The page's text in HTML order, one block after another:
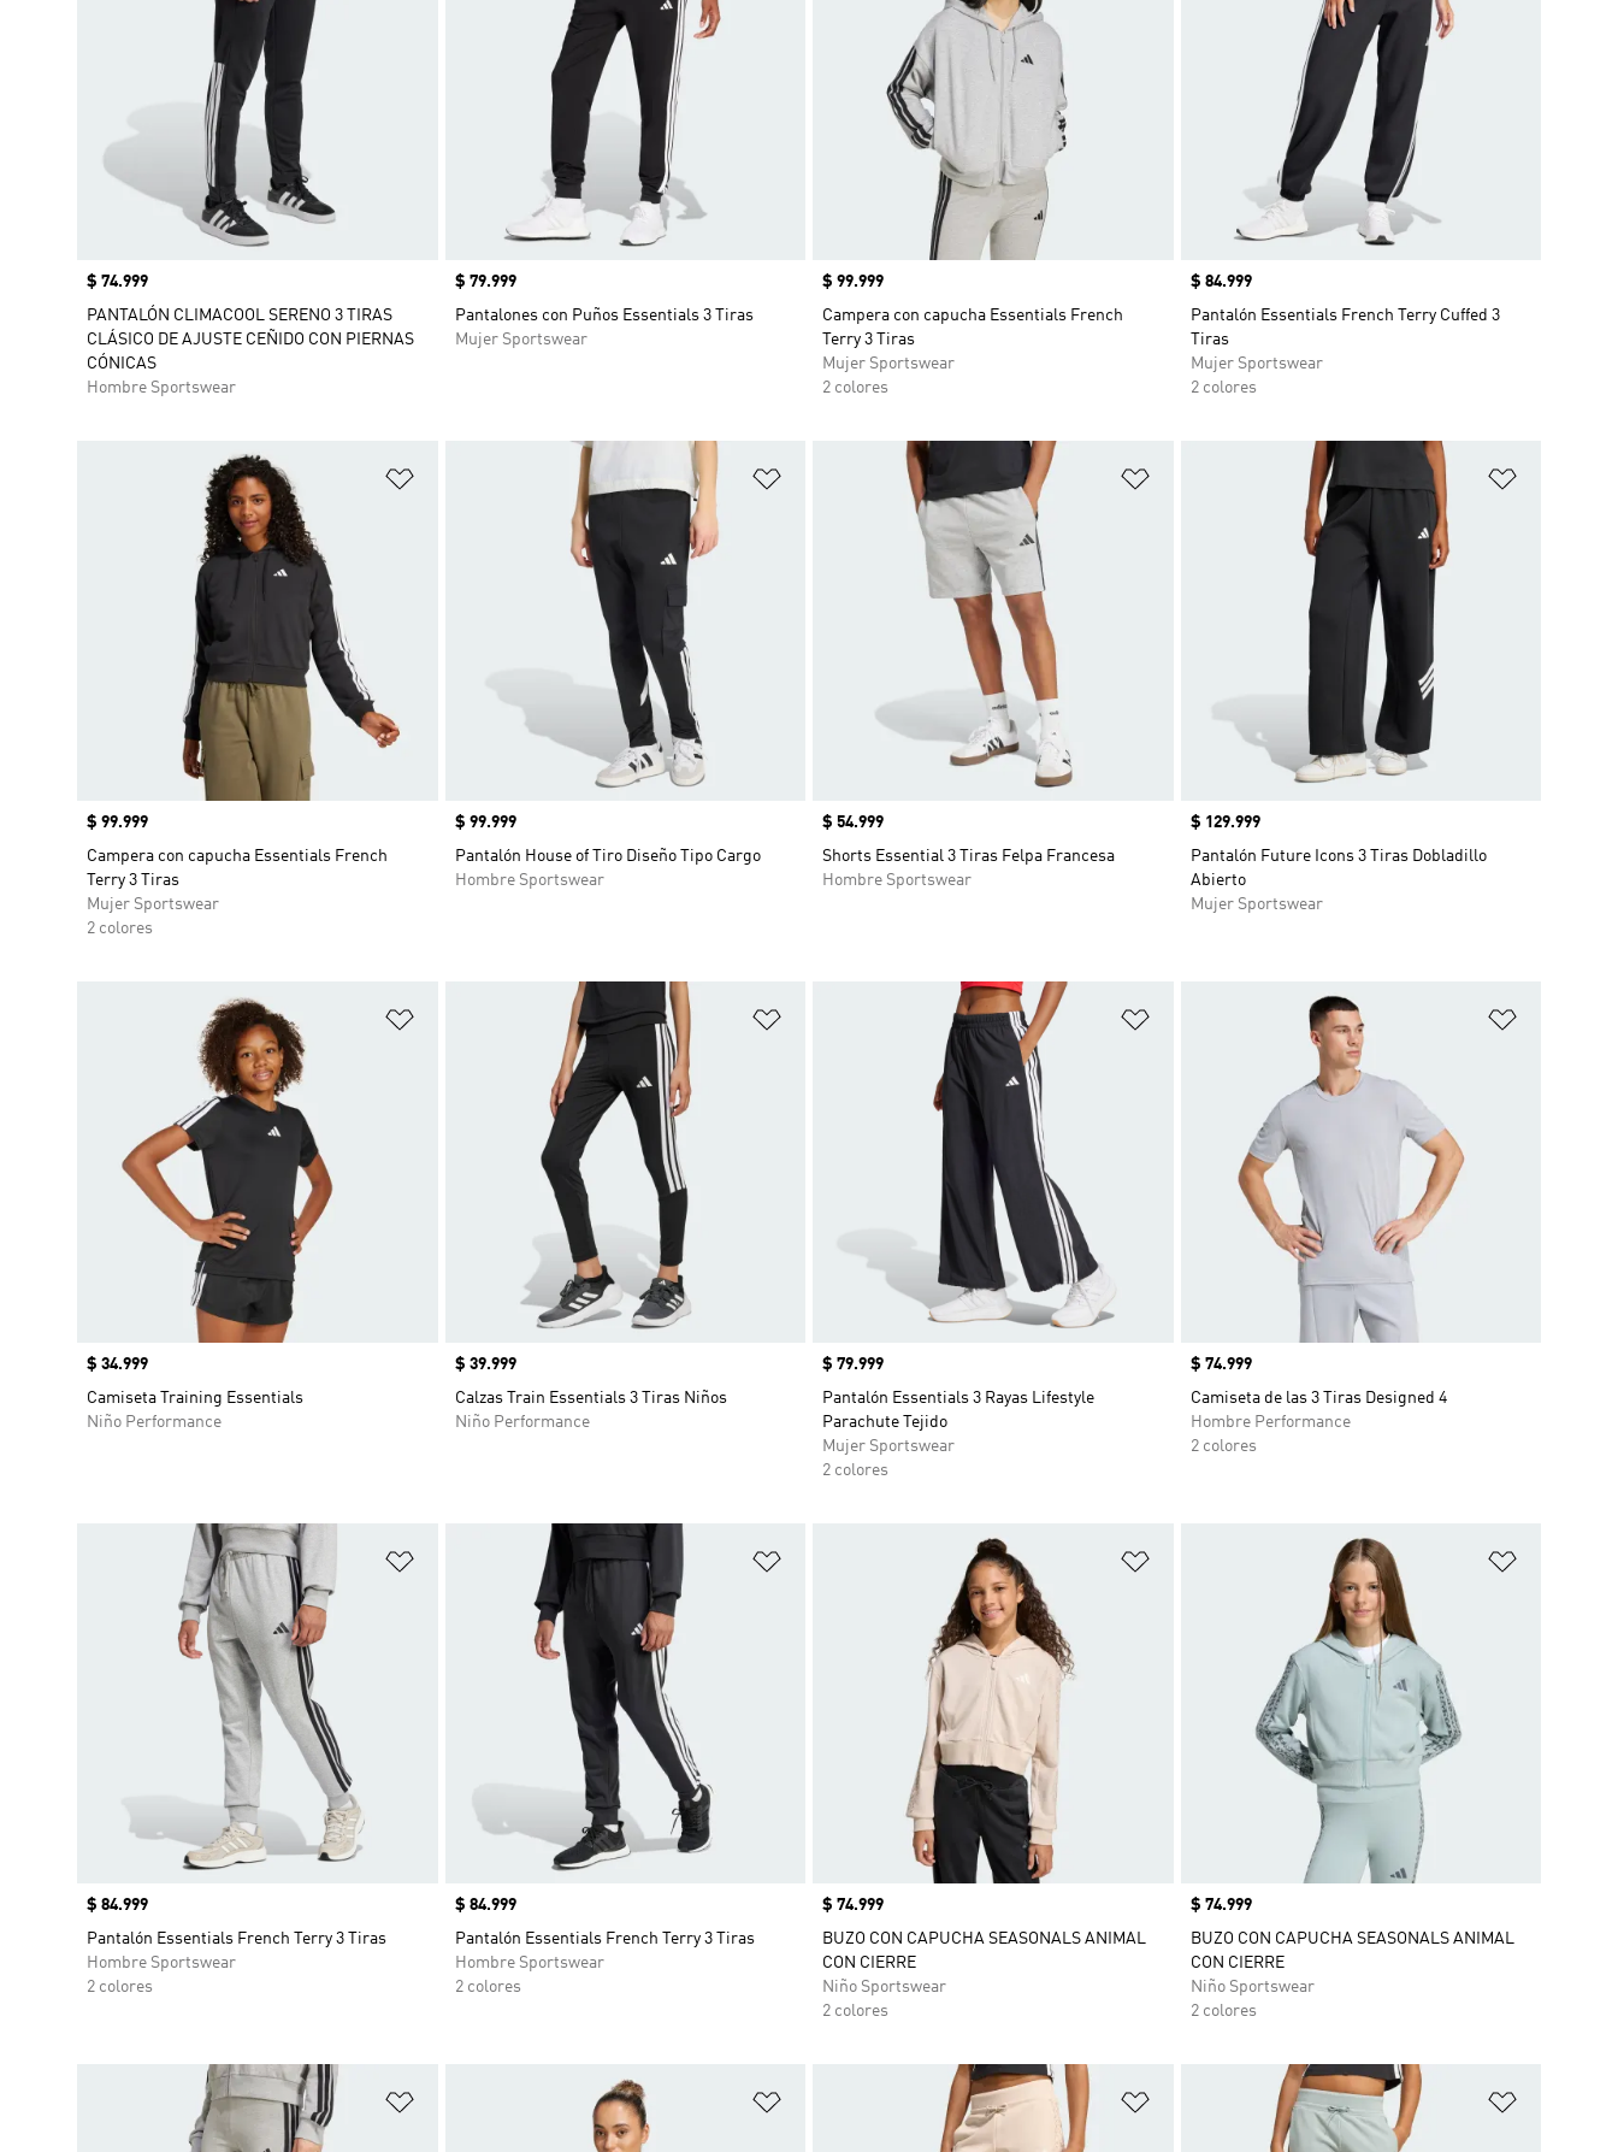
Precio
$ 74.999
PANTALÓN CLIMACOOL SERENO 3 TIRAS
CLÁSICO DE AJUSTE CEÑIDO CON PIERNAS
CÓNICAS
Hombre Sportswear
Precio
$ 79.999
Pantalones con Puños Essentials 3 Tiras
Mujer Sportswear
Precio
$ 99.999
Campera con capucha Essentials French
Terry 3 Tiras
Mujer Sportswear
2 colores
Precio
$ 84.999
Pantalón Essentials French Terry Cuffed 3
Tiras
Mujer Sportswear
2 colores
Añadir a la lista de deseos
Precio
$ 99.999
Campera con capucha Essentials French
Terry 3 Tiras
Mujer Sportswear
2 colores
Añadir a la lista de deseos
Precio
$ 99.999
Pantalón House of Tiro Diseño Tipo Cargo
Hombre Sportswear
Añadir a la lista de deseos
Precio
$ 54.999
Shorts Essential 3 Tiras Felpa Francesa
Hombre Sportswear
Precio
$ 129.999
Pantalón Future Icons 3 Tiras Dobladillo
Abierto
Mujer Sportswear
Añadir a la lista de deseos
Precio
$ 34.999
Camiseta Training Essentials
Niño Performance
Añadir a la lista de deseos
Precio
$ 39.999
Calzas Train Essentials 3 Tiras Niños
Niño Performance
Añadir a la lista de deseos
Precio
$ 79.999
Pantalón Essentials 3 Rayas Lifestyle
Parachute Tejido
Mujer Sportswear
2 colores
Precio
$ 74.999
Camiseta de las 3 Tiras Designed 4
Hombre Performance
2 colores
Añadir a la lista de deseos
Precio
$ 84.999
Pantalón Essentials French Terry 3 Tiras
Hombre Sportswear
2 colores
Añadir a la lista de deseos
Precio
$ 84.999
Pantalón Essentials French Terry 3 Tiras
Hombre Sportswear
2 colores
Añadir a la lista de deseos
Precio
$ 74.999
BUZO CON CAPUCHA SEASONALS ANIMAL
CON CIERRE
Niño Sportswear
2 colores
Precio
$ 74.999
BUZO CON CAPUCHA SEASONALS ANIMAL
CON CIERRE
Niño Sportswear
2 colores
Añadir a la lista de deseos Añadir a la lista de deseos Añadir a la lista de deseos